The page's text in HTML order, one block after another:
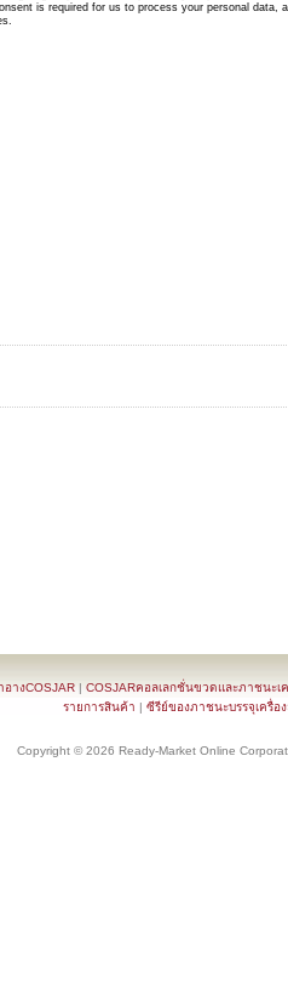
างCOSJAR | COSJARคอลเลกชั่นขวดและภาชนะเ
รายการสินค้า | ซีรีย์ของภาชนะบรรจุเครื่อ
Copyright © 2026 Ready-Market Online